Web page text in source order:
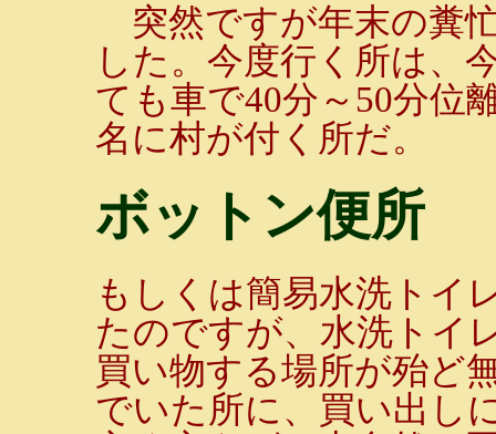
突然ですが年末の糞
した。今度行く所は、
ても車で40分～50分位
名に村が付く所だ。
ボットン便所
もしくは簡易水洗トイ
たのですが、水洗トイ
買い物する場所が殆ど
でいた所に、買い出し